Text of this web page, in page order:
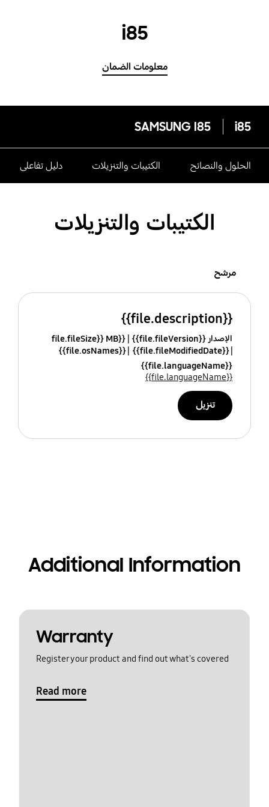
i85
معلومات الضمان
i85
SAMSUNG I85
الحلول والنصائح الكتيبات والتنزيلات دليل تفاعلى
الكتيبات والتنزيلات
مرشح
{{file.description}}
الإصدار {{file.fileVersion}}
{{file.fileSize}} MB
{{file.fileModifiedDate}}
{{file.osNames}}
{{file.languageName}}
{{file.languageName}}
تنزيل
Additional Information
Warranty
Register your product and find out what's covered
Read more